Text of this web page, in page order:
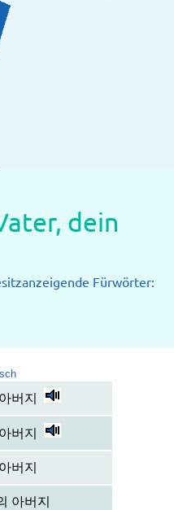
dein
Fürwörter:
버지
버지
버지
아버지